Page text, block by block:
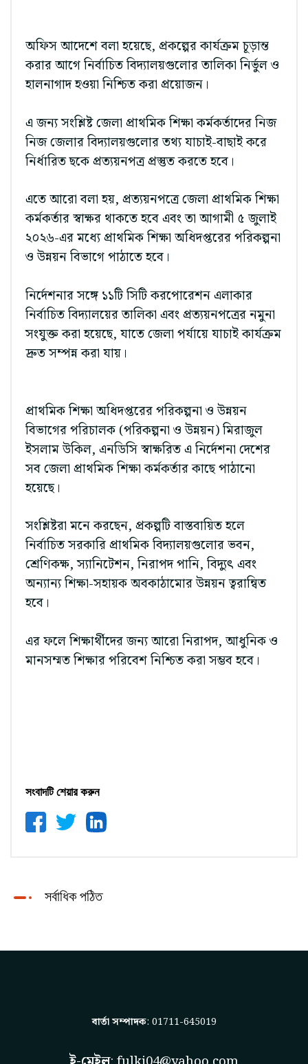
অফিস আদেশে বলা হয়েছে, প্রকল্পের কার্যক্রম চূড়ান্ত
করার আগে নির্বাচিত বিদ্যালয়গুলোর তালিকা নির্ভুল ও
হালনাগাদ হওয়া নিশ্চিত করা প্রয়োজন।
এ জন্য সংশ্লিষ্ট জেলা প্রাথমিক শিক্ষা কর্মকর্তাদের নিজ
নিজ জেলার বিদ্যালয়গুলোর তথ্য যাচাই-বাছাই করে
নির্ধারিত ছকে প্রত্যয়নপত্র প্রস্তুত করতে হবে।
এতে আরো বলা হয়, প্রত্যয়নপত্রে জেলা প্রাথমিক শিক্ষা
কর্মকর্তার স্বাক্ষর থাকতে হবে এবং তা আগামী ৫ জুলাই
২০২৬-এর মধ্যে প্রাথমিক শিক্ষা অধিদপ্তরের পরিকল্পনা
ও উন্নয়ন বিভাগে পাঠাতে হবে।
নির্দেশনার সঙ্গে ১১টি সিটি করপোরেশন এলাকার
নির্বাচিত বিদ্যালয়ের তালিকা এবং প্রত্যয়নপত্রের নমুনা
সংযুক্ত করা হয়েছে, যাতে জেলা পর্যায়ে যাচাই কার্যক্রম
দ্রুত সম্পন্ন করা যায়।
প্রাথমিক শিক্ষা অধিদপ্তরের পরিকল্পনা ও উন্নয়ন
বিভাগের পরিচালক (পরিকল্পনা ও উন্নয়ন) মিরাজুল
ইসলাম উকিল, এনডিসি স্বাক্ষরিত এ নির্দেশনা দেশের
সব জেলা প্রাথমিক শিক্ষা কর্মকর্তার কাছে পাঠানো
হয়েছে।
সংশ্লিষ্টরা মনে করছেন, প্রকল্পটি বাস্তবায়িত হলে
নির্বাচিত সরকারি প্রাথমিক বিদ্যালয়গুলোর ভবন,
শ্রেণিকক্ষ, স্যানিটেশন, নিরাপদ পানি, বিদ্যুৎ এবং
অন্যান্য শিক্ষা-সহায়ক অবকাঠামোর উন্নয়ন ত্বরান্বিত
হবে।
এর ফলে শিক্ষার্থীদের জন্য আরো নিরাপদ, আধুনিক ও
মানসম্মত শিক্ষার পরিবেশ নিশ্চিত করা সম্ভব হবে।
সংবাদটি শেয়ার করুন
সর্বাধিক পঠিত
বার্তা সম্পাদক: 01711-645019